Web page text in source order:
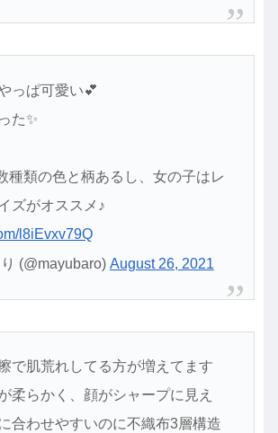
っぱ可愛い💕
た✨
種類の色と柄あるし、女の子はレ
ズがオススメ♪
l8iEvxv79Q
(@mayubaro) August 26, 2021
で肌荒れしてる方が増えてます
柔らかく、顔がシャープに見え
合わせやすいのに不織布3層構造